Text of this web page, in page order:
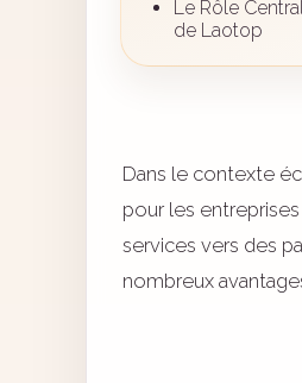
Le Rôle
de Laotop
Dans le contexte
pour les
services vers des
nombreux